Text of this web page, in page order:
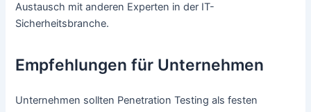
Austausch mit anderen Experten in der IT-
Sicherheitsbranche.
Empfehlungen für Unternehmen
Unternehmen sollten Penetration Testing als festen